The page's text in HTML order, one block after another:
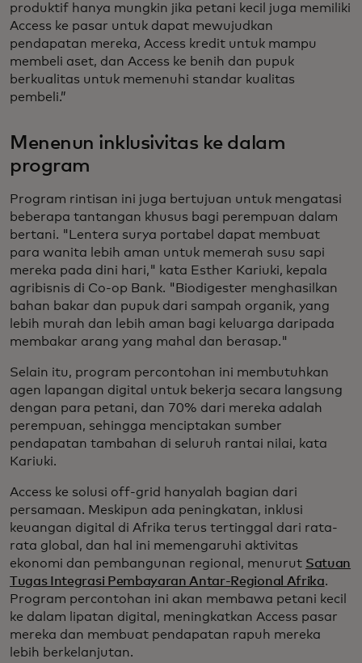
produktif hanya mungkin jika petani kecil juga memiliki
Access ke pasar untuk dapat mewujudkan
pendapatan mereka, Access kredit untuk mampu
membeli aset, dan Access ke benih dan pupuk
berkualitas untuk memenuhi standar kualitas
pembeli.”
Menenun inklusivitas ke dalam
program
Program rintisan ini juga bertujuan untuk mengatasi
beberapa tantangan khusus bagi perempuan dalam
bertani. "Lentera surya portabel dapat membuat
para wanita lebih aman untuk memerah susu sapi
mereka pada dini hari," kata Esther Kariuki, kepala
agribisnis di Co-op Bank. "Biodigester menghasilkan
bahan bakar dan pupuk dari sampah organik, yang
lebih murah dan lebih aman bagi keluarga daripada
membakar arang yang mahal dan berasap."
Selain itu, program percontohan ini membutuhkan
agen lapangan digital untuk bekerja secara langsung
dengan para petani, dan 70% dari mereka adalah
perempuan, sehingga menciptakan sumber
pendapatan tambahan di seluruh rantai nilai, kata
Kariuki.
Access ke solusi off-grid hanyalah bagian dari
persamaan. Meskipun ada peningkatan, inklusi
keuangan digital di Afrika terus tertinggal dari rata-
rata global, dan hal ini memengaruhi aktivitas
ekonomi dan pembangunan regional, menurut Satuan
Tugas Integrasi Pembayaran Antar-Regional Afrika.
Program percontohan ini akan membawa petani kecil
ke dalam lipatan digital, meningkatkan Access pasar
mereka dan membuat pendapatan rapuh mereka
lebih berkelanjutan.